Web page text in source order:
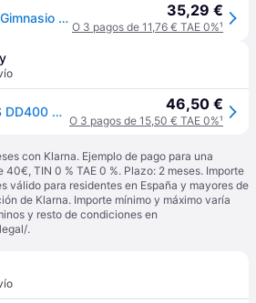
OEM Dd400 Barra De Gimnasio Para Puerta 70-100 Cm Hms 35,29 €
O 3 pagos de 11,76 € TAE 0%¹
Barra de tracción HMS DD400 Premium - Noir 46,50 €
O 3 pagos de 15,50 € TAE 0%¹
con Klarna. Ejemplo de pago para una
TIN 0 % TAE 0 %. Plazo: 2 meses. Importe
válido para residentes en España y mayores de
de Klarna. Importe mínimo y máximo varía
y resto de condiciones en
.